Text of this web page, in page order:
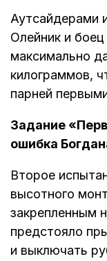
Аутсайдерами
Олейник и
максимально
килограммов,
парней
Задание
ошибка
Второе
высотного
закрепленным
предстояло
и выключать